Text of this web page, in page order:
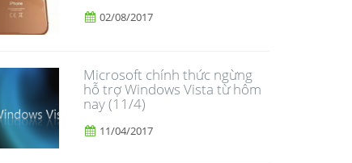
02/08/2017
Microsoft chính thức ngừng
hỗ trợ Windows Vista từ hôm
nay (11/4)
11/04/2017